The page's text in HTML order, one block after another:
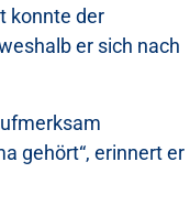
konnte der
er sich nach
gehört“, erinnert er